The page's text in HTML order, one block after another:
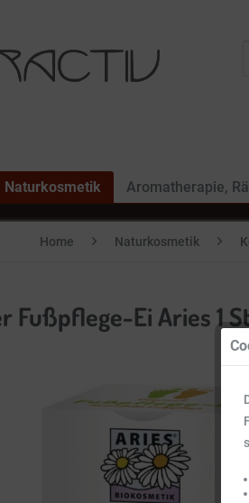
Naturkosmetik Aromatherapie,
Home Naturkosmetik
Fußpflege-Ei Aries 1